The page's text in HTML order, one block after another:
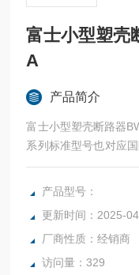
富士小型塑壳
A
产品简介
富士小型塑壳断路器
系列标准型号也对应
而高性能。产品阵容
断路器。
产品型号：
更新时间：2025-
厂商性质：经销商
访问量：329